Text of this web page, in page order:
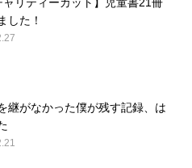
ャリティーカット】児童書21冊
した！
継がなかった僕が残す記録、は